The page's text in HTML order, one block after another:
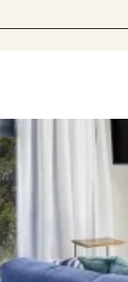
Verdienen